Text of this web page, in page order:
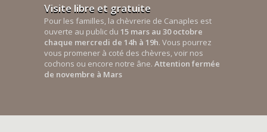
Visite libre et gratuite
Pour les familles, la chèvrerie de Canaples est
ouverte au public du 15 mars au 30 octobre
chaque mercredi de 14h à 19h. Vous pourrez
vous promener à coté des chèvres, voir nos
cochons ou encore notre âne. Attention fermée
de novembre à Mars